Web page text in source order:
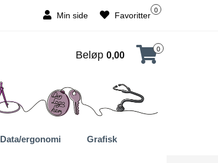
Min side
0
Favoritter
Beløp 0,00
0
Data/ergonomi Grafisk